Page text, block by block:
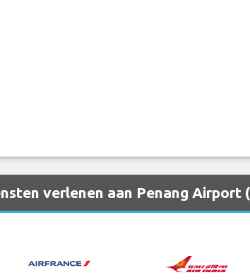
verlenen aan Penang Airport